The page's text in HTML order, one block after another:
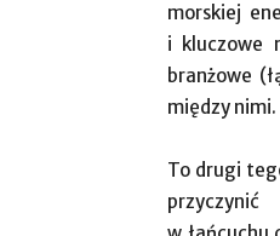
morskiej
i kluczowe
branżowe
między nimi.
To drugi
przyczynić